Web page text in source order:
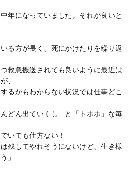
年になっていました。それが良いと
る方が長く、死にかけたりを繰り返
救急搬送されても良いように最近は
、
るかもわからない状況では仕事どこ
どん出ていくし…と「トホホ」な毎
いても仕方ない！
残してやれそうにないけど、生き様
」